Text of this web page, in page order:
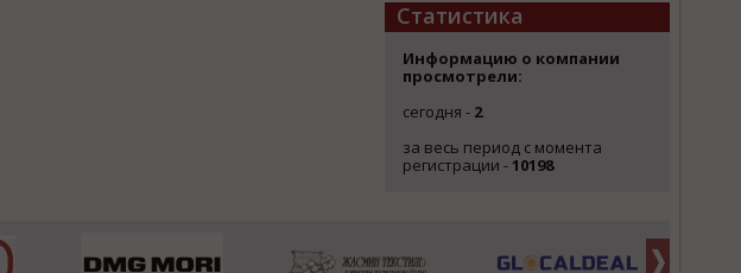
Статистика
Информацию о компании
просмотрели:
сегодня - 2
за весь период с момента
регистрации -10198